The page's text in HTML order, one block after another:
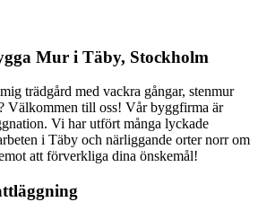
Mur i Täby, Stockholm
trädgård med vackra gångar, stenmur
Välkommen till oss! Vår byggfirma är
Vi har utfört många lyckade
i Täby och närliggande orter norr om
att förverkliga dina önskemål!